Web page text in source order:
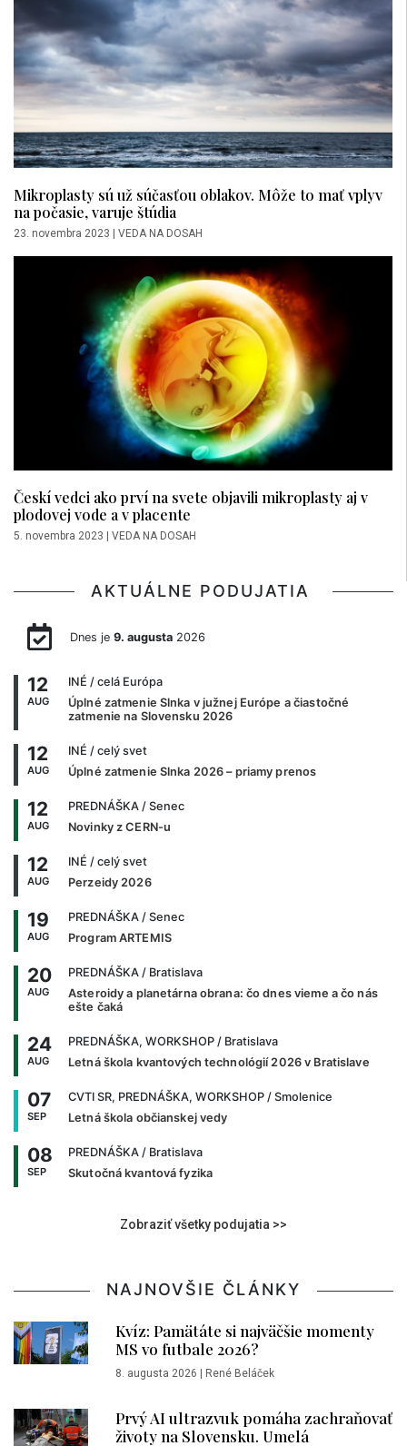
Mikroplasty sú už súčasťou oblakov. Môže to mať vplyv
na počasie, varuje štúdia
23. novembra 2023 | VEDA NA DOSAH
Českí vedci ako prví na svete objavili mikroplasty aj v
plodovej vode a v placente
5. novembra 2023 | VEDA NA DOSAH
AKTUÁLNE PODUJATIA
Dnes je 9. augusta2026
12
AUG
INÉ / celá Európa
Úplné zatmenie Slnka v južnej Európe a čiastočné
zatmenie na Slovensku 2026
12
AUG
INÉ / celý svet
Úplné zatmenie Slnka 2026 – priamy prenos
12
AUG
PREDNÁŠKA / Senec
Novinky z CERN-u
12
AUG
INÉ / celý svet
Perzeidy 2026
19
AUG
PREDNÁŠKA / Senec
Program ARTEMIS
20
AUG
PREDNÁŠKA / Bratislava
Asteroidy a planetárna obrana: čo dnes vieme a čo nás
ešte čaká
24
AUG
PREDNÁŠKA, WORKSHOP / Bratislava
Letná škola kvantových technológií 2026 v Bratislave
07
SEP
CVTI SR, PREDNÁŠKA, WORKSHOP / Smolenice
Letná škola občianskej vedy
08
SEP
PREDNÁŠKA / Bratislava
Skutočná kvantová fyzika
Zobraziť všetky podujatia >>
NAJNOVŠIE ČLÁNKY
Kvíz: Pamätáte si najväčšie momenty
MS vo futbale 2026?
8. augusta 2026 René Beláček
Prvý AI ultrazvuk pomáha zachraňovať
životy na Slovensku. Umelá